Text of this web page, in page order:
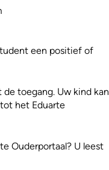
een positief of
toegang. Uw kind kan
het Eduarte
Ouderportaal? U leest